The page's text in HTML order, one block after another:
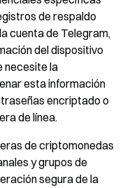
de respaldo
cuenta de Telegram,
del dispositivo
necesite la
esta información
encriptado o
de línea.
de criptomonedas
y grupos de
segura de la